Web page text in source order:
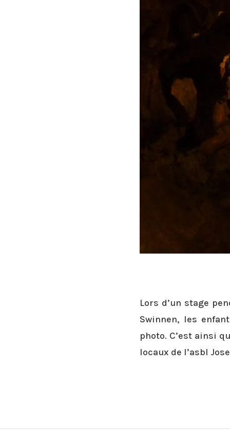
Lors d’un stage
Swinnen, les
photo. C’est ainsi
locaux de l’asbl